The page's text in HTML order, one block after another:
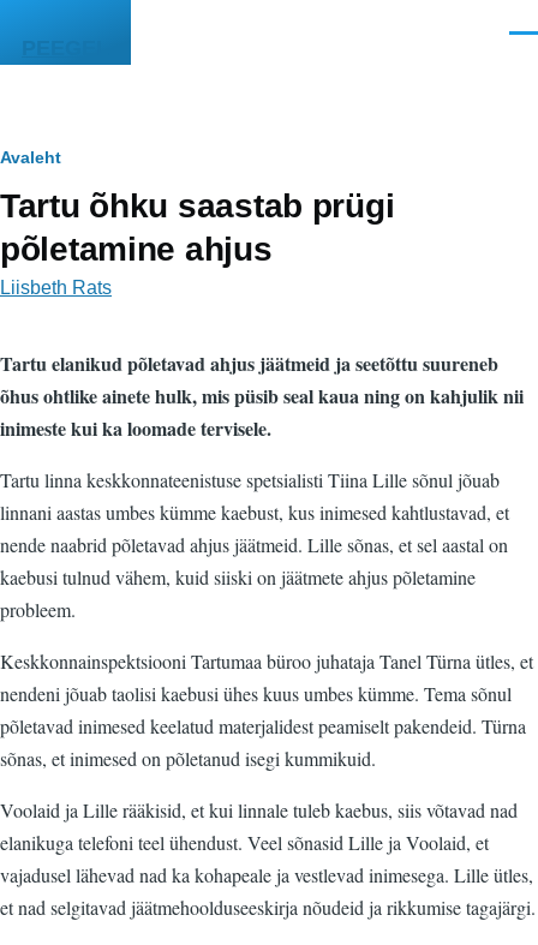
PEEGEL
Leivapuru
Avaleht
Tartu õhku saastab prügi
põletamine ahjus
Liisbeth Rats
Tartu elanikud põletavad ahjus jäätmeid ja seetõttu suureneb
õhus ohtlike ainete hulk, mis püsib seal kaua ning on kahjulik nii
inimeste kui ka loomade tervisele.
Tartu linna keskkonnateenistuse spetsialisti Tiina Lille sõnul jõuab
linnani aastas umbes kümme kaebust, kus inimesed kahtlustavad, et
nende naabrid põletavad ahjus jäätmeid. Lille sõnas, et sel aastal on
kaebusi tulnud vähem, kuid siiski on jäätmete ahjus põletamine
probleem.
Keskkonnainspektsiooni Tartumaa büroo juhataja Tanel Türna ütles, et
nendeni jõuab taolisi kaebusi ühes kuus umbes kümme. Tema sõnul
põletavad inimesed keelatud materjalidest peamiselt pakendeid. Türna
sõnas, et inimesed on põletanud isegi kummikuid.
Voolaid ja Lille rääkisid, et kui linnale tuleb kaebus, siis võtavad nad
elanikuga telefoni teel ühendust. Veel sõnasid Lille ja Voolaid, et
vajadusel lähevad nad ka kohapeale ja vestlevad inimesega. Lille ütles,
et nad selgitavad jäätmehoolduseeskirja nõudeid ja rikkumise tagajärgi.